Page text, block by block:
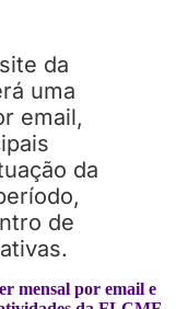
mensal por email e
da
uma
email,
da
de